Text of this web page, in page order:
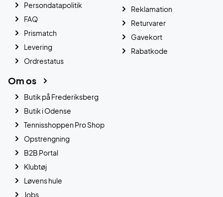
Persondatapolitik
FAQ
Prismatch
Levering
Ordrestatus
Reklamation
Returvarer
Gavekort
Rabatkode
Om os
Butik på Frederiksberg
Butik i Odense
Tennisshoppen Pro Shop
Opstrengning
B2B Portal
Klubtøj
Løvens hule
Jobs